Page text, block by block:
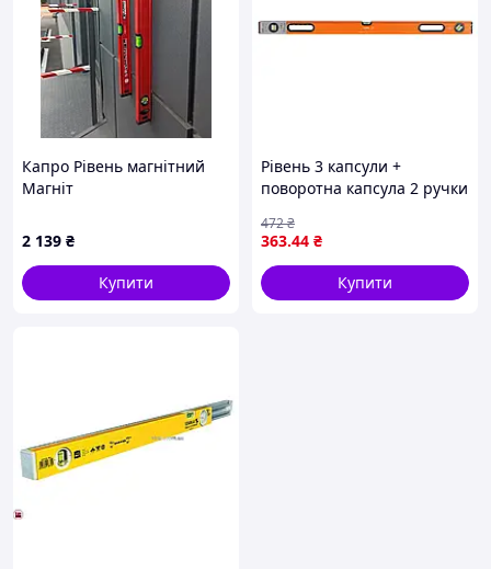
Капро Рівень магнітний
Магніт
40М Spirit 60 Нові
2 139 ₴
Купити
Рівень 3 капсули +
поворотна капсула 2 ручки
363.44 ₴
472₴
Купити